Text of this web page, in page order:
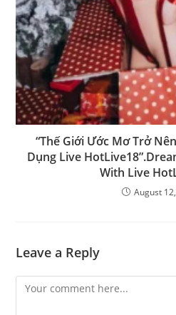
“Thế Giới Ước Mơ Trở
Dụng Live
With Live
August
Leave a Reply
Comment